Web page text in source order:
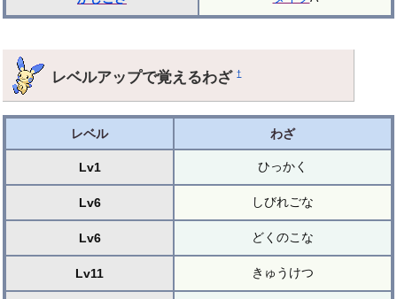
レベルアップで覚えるわざ†
レベル わざ
Lv1 ひっかく
Lv6 しびれごな
Lv6 どくのこな
Lv11 きゅうけつ